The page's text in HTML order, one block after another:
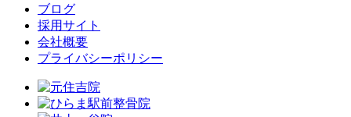
ブログ
採用サイト
会社概要
プライバシーポリシー